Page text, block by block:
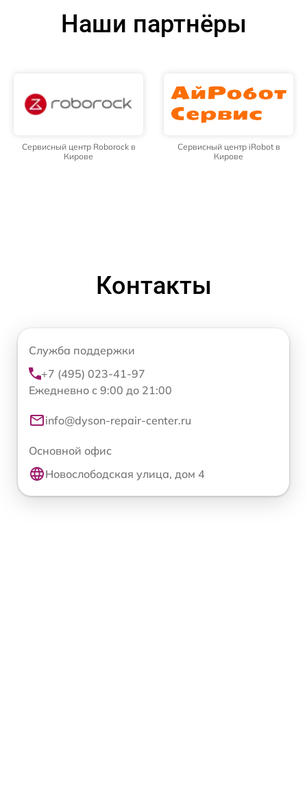
Наши партнёры
Сервисный центр Roborock в
Кирове
Сервисный центр iRobot в
Кирове
Контакты
Служба поддержки
+7 (495) 023-41-97
Ежедневно с 9:00 до 21:00
info@dyson-repair-center.ru
Основной офис
Новослободская улица, дом 4